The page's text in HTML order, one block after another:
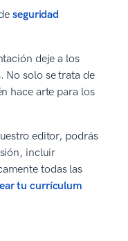
seguridad
deje a los
No solo se trata de
hace arte para los
editor, podrás
incluir
todas las
tu currículum